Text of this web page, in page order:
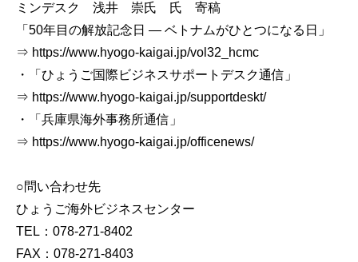
ミンデスク 浅井 崇氏 氏 寄稿
「50年目の解放記念日 ― ベトナムがひとつになる日」
⇒ https://www.hyogo-kaigai.jp/vol32_hcmc
・「ひょうご国際ビジネスサポートデスク通信」
⇒ https://www.hyogo-kaigai.jp/supportdeskt/
・「兵庫県海外事務所通信」
⇒ https://www.hyogo-kaigai.jp/officenews/
○問い合わせ先
ひょうご海外ビジネスセンター
TEL：078-271-8402
FAX：078-271-8403